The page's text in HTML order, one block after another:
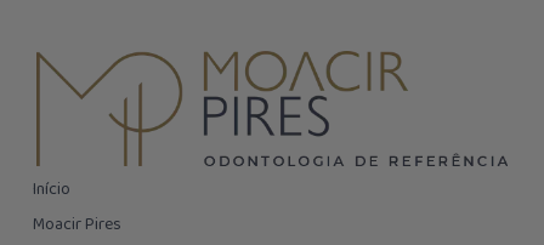
Início
Moacir Pires